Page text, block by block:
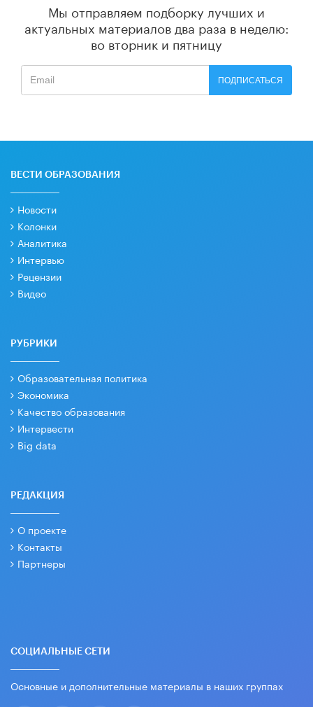
Мы отправляем подборку лучших и
актуальных материалов два раза в неделю:
во вторник и пятницу
ПОДПИСАТЬСЯ
ВЕСТИ ОБРАЗОВАНИЯ
Новости
Колонки
Аналитика
Интервью
Рецензии
Видео
РУБРИКИ
Образовательная политика
Экономика
Качество образования
Интервести
Big data
РЕДАКЦИЯ
О проекте
Контакты
Партнеры
СОЦИАЛЬНЫЕ СЕТИ
Основные и дополнительные материалы в наших группах